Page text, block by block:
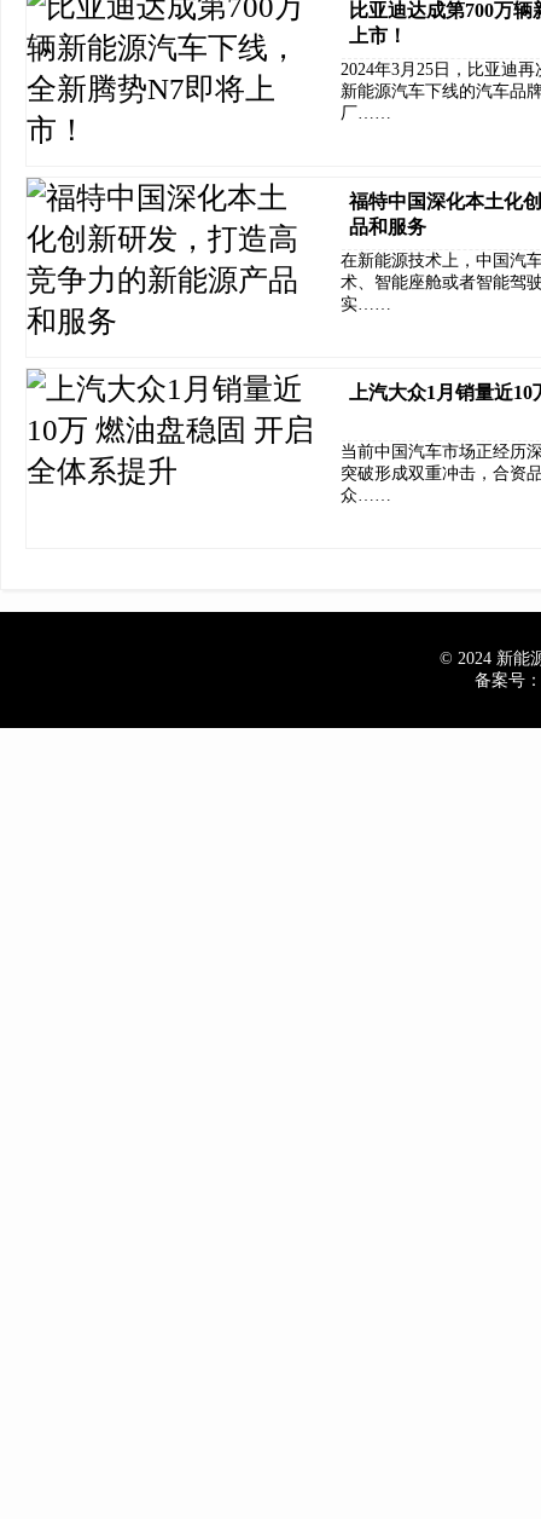
比亚迪达成第700万
上市！
2024年3月25日，比亚迪
新能源汽车下线的汽车品
厂……
福特中国深化本土化
品和服务
在新能源技术上，中国汽
术、智能座舱或者智能驾
实……
上汽大众1月销量近
当前中国汽车市场正经历
突破形成双重冲击，合资
众……
© 2024 新能
备案号：